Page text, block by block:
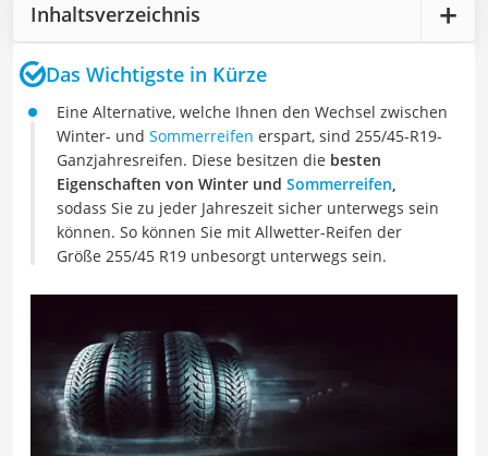
Inhaltsverzeichnis
Das Wichtigste in Kürze
Eine Alternative, welche Ihnen den Wechsel zwischen
Winter- und Sommerreifen erspart, sind 255/45-R19-
Ganzjahresreifen. Diese besitzen die besten
Eigenschaften von Winter und Sommerreifen,
sodass Sie zu jeder Jahreszeit sicher unterwegs sein
können. So können Sie mit Allwetter-Reifen der
Größe 255/45 R19 unbesorgt unterwegs sein.